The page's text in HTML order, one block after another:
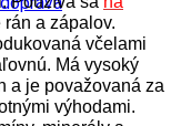
a zápalov.
včelami
Má vysoký
a je považovaná za
výhodami.